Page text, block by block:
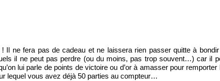
Il ne fera pas de cadeau et ne laissera rien passer quitte à
il ne peut pas perdre (ou du moins, pas trop souvent…) car il
lui parle de points de victoire ou d’or à amasser pour remporter
lequel vous avez déjà 50 parties au compteur…